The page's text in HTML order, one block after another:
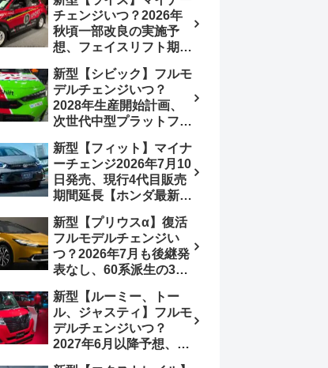
チェンジ2027年以降予
想
チェンジいつ？2026年
秋頃一部改良の実施予
想、フェイスリフト期
2～3ヵ月に短縮【ダイハ
ツ最新情報】前回改良は
2024年11月5日、価格
180.07～244.2万円、値
上げ約8～10万円、法規
対応、ハイブリッド
4WD追加まだ、フルモ
デルチェンジはトヨタが
介入か
新型【シビック】フルモ
デルチェンジいつ？
2028年生産開始計画、
次世代中型プラットフォ
搭載予想【ホンダ最新情
報】Honda S+ Shiftは現
行e:HEV RS 消費税込
4,659,600円で先行導入
新型【フィット】マイナ
ーチェンジ2026年7月10
日発売、現行4代目販売
期間延長【ホンダ最新情
いつ？フルモデルチェン
ジは2029年頃まで遅れ
る予想
新型【プリウスα】復活
フルモデルチェンジい
つ？2026年7月も後継発
表なし、60系派生の3列
発売される可能性は【ト
ヨタ最新情報デザイン予
想画像】スライドドア装
備の要望も
新型【ルーミー、トー
ル、ジャスティ】フルモ
デルチェンジいつ？
2027年6月以降予想、ビ